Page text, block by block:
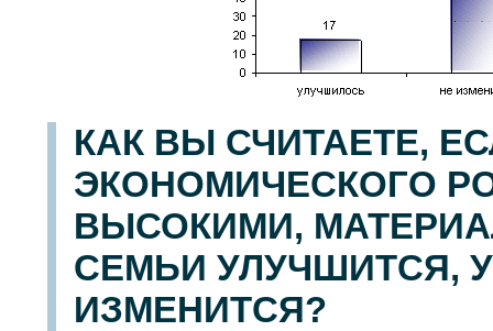
КАК ВЫ СЧИТАЕТЕ,
ЭКОНОМИЧЕСКОГО
ВЫСОКИМИ,
СЕМЬИ УЛУЧШИТСЯ,
ИЗМЕНИТСЯ?